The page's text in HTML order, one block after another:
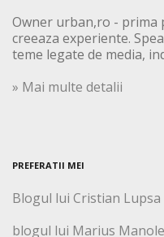
Owner urban,ro - prima
creeaza experiente.
teme legate de media,
» Mai multe detalii
PREFERATII MEI
Blogul lui Cristian Lupsa
blogul lui Marius Manole